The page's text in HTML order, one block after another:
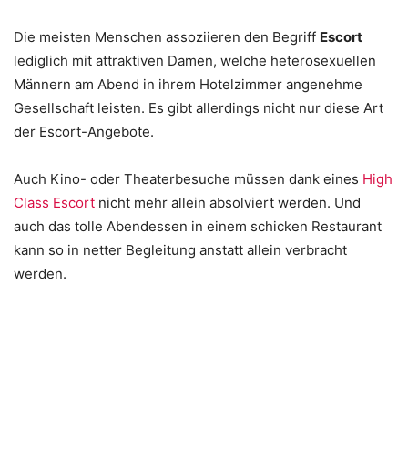
Die meisten Menschen assoziieren den Begriff Escort
lediglich mit attraktiven Damen, welche heterosexuellen
Männern am Abend in ihrem Hotelzimmer angenehme
Gesellschaft leisten. Es gibt allerdings nicht nur diese Art
der Escort-Angebote.
Auch Kino- oder Theaterbesuche müssen dank eines High
Class Escort nicht mehr allein absolviert werden. Und
auch das tolle Abendessen in einem schicken Restaurant
kann so in netter Begleitung anstatt allein verbracht
werden.